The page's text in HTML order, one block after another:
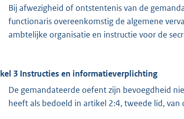
Bij afwezigheid of ontstentenis van de
functionaris overeenkomstig de algemene
ambtelijke organisatie en instructie voor de
3 Instructies en informatieverplichting
De gemandateerde oefent zijn bevoegdheid
heeft als bedoeld in artikel 2:4, tweede lid, van